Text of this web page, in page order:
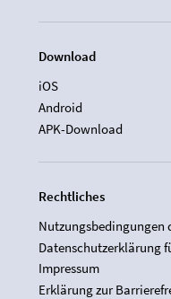
Download
iOS
Android
APK-Download
Rechtliches
Nutzungsbedingungen
Datenschutzerklärung
Impressum
Erklärung zur